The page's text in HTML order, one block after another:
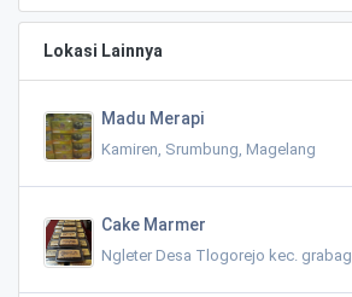
Lokasi Lainnya
Madu Merapi
Kamiren, Srumbung, Magelang
Cake Marmer
Ngleter Desa Tlogorejo kec. grabag